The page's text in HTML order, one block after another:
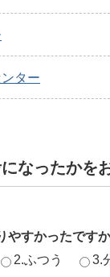
ター
なったかを
やすかったです
2.ふつう 3.